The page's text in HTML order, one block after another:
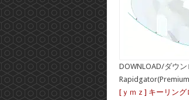
DOWNLOAD/ダウ
[ｙｍｚ] キーリング